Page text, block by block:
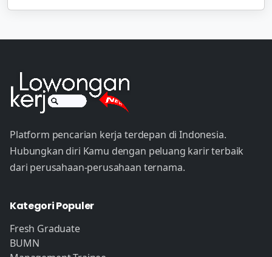
Platform pencarian kerja terdepan di Indonesia.
Hubungkan diri Kamu dengan peluang karir terbaik
dari perusahaan-perusahaan ternama.
Kategori Populer
Fresh Graduate
BUMN